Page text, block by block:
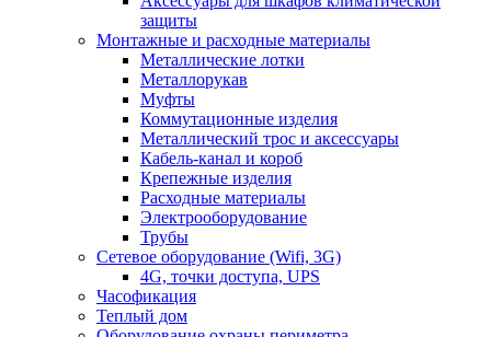
защиты
Монтажные и расходные материалы
Металлические лотки
Металлорукав
Муфты
Коммутационные изделия
Металлический трос и аксессуары
Кабель-канал и короб
Крепежные изделия
Расходные материалы
Электрооборудование
Трубы
Сетевое оборудование (Wifi, 3G)
4G, точки доступа, UPS
Часофикация
Теплый дом